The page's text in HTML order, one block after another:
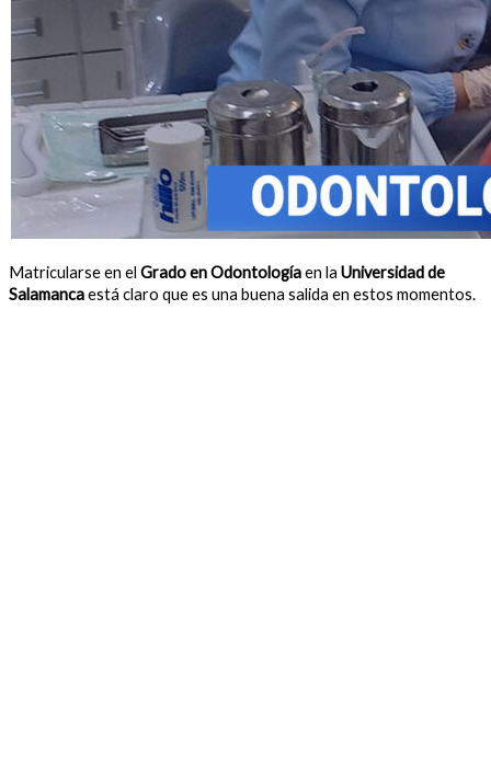
Matricularse en el Grado en Odontologíaen la Universidad de
Salamancaestá claro que es una buena salida en estos momentos.